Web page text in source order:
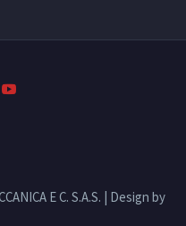
E C. S.A.S. | Design by